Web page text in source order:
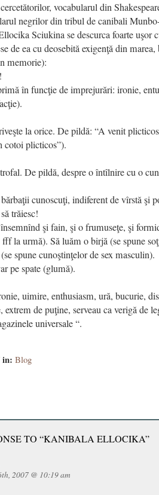
vocabularul din
negrilor din tribul de canibali
Sciukina se descurca foarte uşor
de ea cu deosebită exigenţă din
memorie):
în funcţie de imprejurări: ironie,
la orice. De pildă: “A venit
cotoi plicticos”).
De pildă, despre o întîlnire cu o
cunoscuţi, indiferent de vîrstă şi
trăiesc!
şi fain, şi o frumuseţe, şi
la urmă). Să luăm o birjă (se spune
spune cunoştinţelor de sex masculin).
pe spate (glumă).
uimire, enthusiasm, ură, bucurie,
extrem de puţine, serveau ca verigă de
universale “.
in: Blog
TO “KANIBALA ELLOCIKA”
2007 @ 10:19 am